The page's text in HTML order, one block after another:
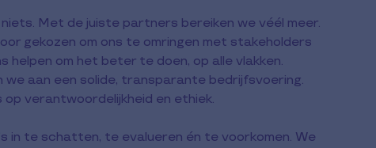
Met de juiste partners bereiken we véél meer.
gekozen om ons te omringen met stakeholders
helpen om het beter te doen, op alle vlakken.
we aan een solide, transparante bedrijfsvoering.
verantwoordelijkheid en ethiek.
in te schatten, te evalueren én te voorkomen. We